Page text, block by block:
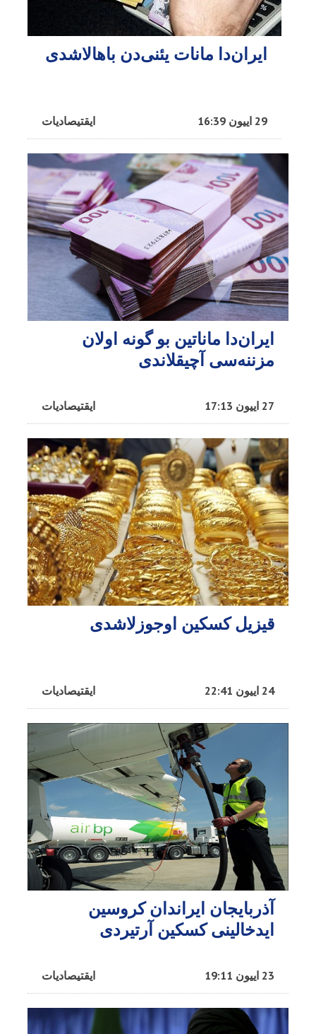
ایران‌دا مانات یئنی‌دن باهالاشدی
ایقتیصادیات 29 اییون 16:39
ایران‌دا ماناتین بو گونه اولان
مزننه‌سی آچیقلاندی
ایقتیصادیات 27 اییون 17:13
قیزیل کسکین اوجوزلاشدی
ایقتیصادیات 24 اییون 22:41
آذربایجان ایراندان کروسین
ایدخالینی کسکین آرتیردی
ایقتیصادیات 23 اییون 19:11